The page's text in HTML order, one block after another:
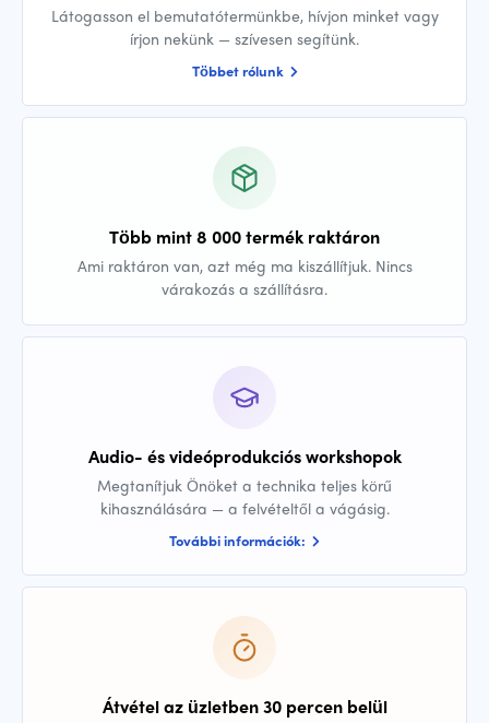
Látogasson el bemutatótermünkbe, hívjon minket vagy
írjon nekünk — szívesen segítünk.
Többet rólunk
Több mint 8 000 termék raktáron
Ami raktáron van, azt még ma kiszállítjuk. Nincs
várakozás a szállításra.
Audio- és videóprodukciós workshopok
Megtanítjuk Önöket a technika teljes körű
kihasználására — a felvételtől a vágásig.
További információk:
Átvétel az üzletben 30 percen belül